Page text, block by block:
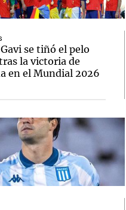
se tiñó el pelo
la victoria de
en el Mundial 2026